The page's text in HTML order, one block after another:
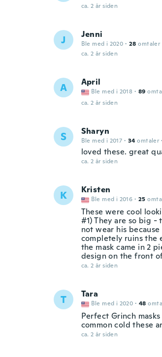
ca. 2 år siden
J Jenni
Ble med i 2020 · 28 omtaler
ca. 2 år siden
A April
Ble med i 2018 · 89
ca. 2 år siden
S Sharyn
Ble med i 2017 · 34 omtaler ·
loved these. great
ca. 2 år siden
K Kristen
Ble med i 2016 · 25
These were cool
#1) They are so big -
not wear his
completely ruins the
the mask came in 2
design on the front
ca. 2 år siden
T Tara
Ble med i 2020 · 48
Perfect Grinch
common cold these
ca. 2 år siden